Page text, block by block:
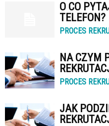
O CO
TELEFON?
PROCES
NA CZYM
PROCES
JAK